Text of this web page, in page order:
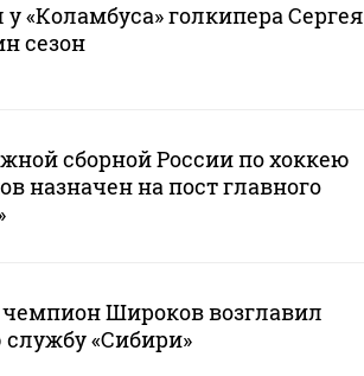
«Коламбуса» голкипера Сергея
сезон
сборной России по хоккею
назначен на пост главного
Широков возглавил
«Сибири»